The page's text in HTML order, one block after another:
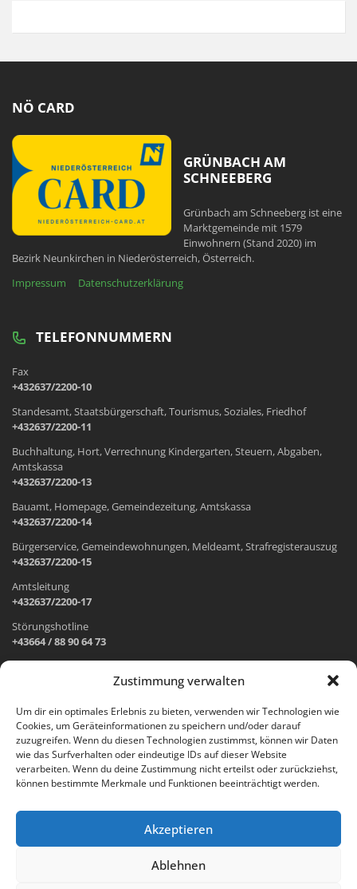
Zustimmung verwalten
Um dir ein optimales Erlebnis zu bieten, verwenden wir Technologien wie
Cookies, um Geräteinformationen zu speichern und/oder darauf
zuzugreifen. Wenn du diesen Technologien zustimmst, können wir Daten
wie das Surfverhalten oder eindeutige IDs auf dieser Website
verarbeiten. Wenn du deine Zustimmung nicht erteilst oder zurückziehst,
können bestimmte Merkmale und Funktionen beeinträchtigt werden.
Akzeptieren
Ablehnen
NÖ CARD
GRÜNBACH AM
SCHNEEBERG
Grünbach am Schneeberg ist eine
Marktgemeinde mit 1579
Einwohnern (Stand 2020) im
Bezirk Neunkirchen in Niederösterreich, Österreich.
Impressum
Datenschutzerklärung
TELEFONNUMMERN
Fax
+432637/2200-10
Standesamt, Staatsbürgerschaft, Tourismus, Soziales, Friedhof
+432637/2200-11
Buchhaltung, Hort, Verrechnung Kindergarten, Steuern, Abgaben,
Amtskassa
+432637/2200-13
Bauamt, Homepage, Gemeindezeitung, Amtskassa
+432637/2200-14
Bürgerservice, Gemeindewohnungen, Meldeamt, Strafregisterauszug
+432637/2200-15
Amtsleitung
+432637/2200-17
Störungshotline
+43664 / 88 90 64 73
Wr. Neustädter Straße 1
2733 Grünbach am Schneeberg
Öffnungszeiten Gemeindeamt:
Montag: 8.00 – 12.00 Uhr und 14.00 – 18.00 Uhr
Freitag: 8.00 – 12.00 Uhr
Email: